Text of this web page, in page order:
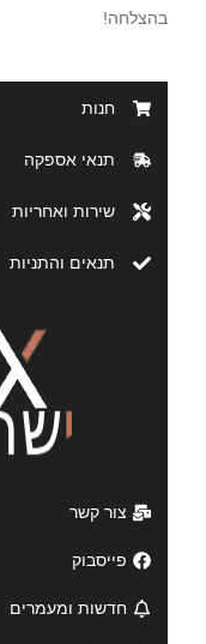
בהצלחה!
חנות
תנאי אספקה
שירות ואחריות
תנאים והתניות
צור קשר
פייסבוק
חדשות ומעמרים